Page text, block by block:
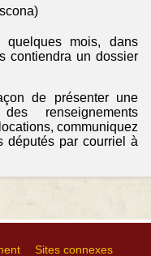
mois, dans
contiendra un dossier
de présenter une
renseignements
communiquez
députés par courriel à
Sites connexes